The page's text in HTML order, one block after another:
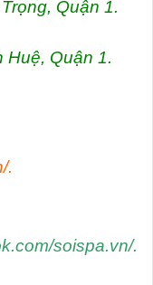
Quận 1.
Huệ, Quận 1.
.
soispa.vn/.